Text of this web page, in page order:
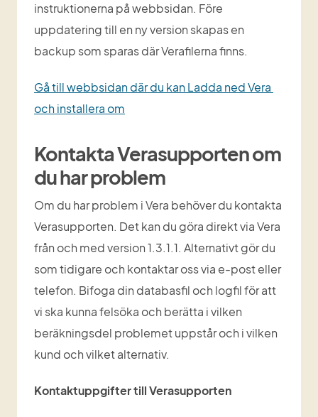
instruktionerna på webbsidan. Före
uppdatering till en ny version skapas en
backup som sparas där Verafilerna finns.
Gå till webbsidan där du kan Ladda ned Vera
och installera om
Kontakta Verasupporten om
du har problem
Om du har problem i Vera behöver du kontakta
Verasupporten. Det kan du göra direkt via Vera
från och med version 1.3.1.1. Alternativt gör du
som tidigare och kontaktar oss via e-post eller
telefon. Bifoga din databasfil och logfil för att
vi ska kunna felsöka och berätta i vilken
beräkningsdel problemet uppstår och i vilken
kund och vilket alternativ.
Kontaktuppgifter till Verasupporten